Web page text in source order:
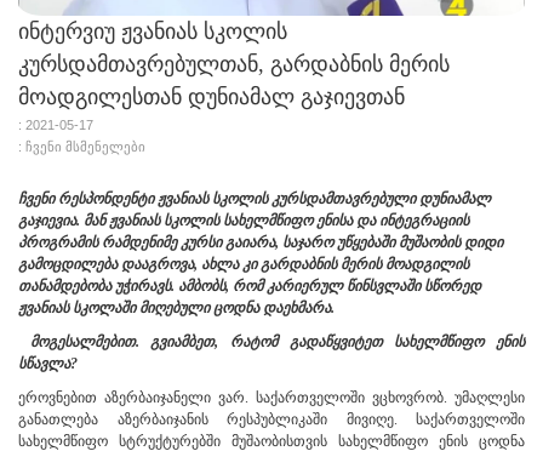
ინტერვიუ ჟვანიას სკოლის
კურსდამთავრებულთან, გარდაბნის მერის
მოადგილესთან დუნიამალ გაჯიევთან
: 2021-05-17
: ჩვენი მსმენელები
ჩვენი რესპონდენტი ჟვანიას სკოლის კურსდამთავრებული დუნიამალ
გაჯიევია. მან ჟვანიას სკოლის სახელმწიფო ენისა და ინტეგრაციის
პროგრამის რამდენიმე კურსი გაიარა, საჯარო უწყებაში მუშაობის დიდი
გამოცდილება დააგროვა, ახლა კი გარდაბნის მერის მოადგილის
თანამდებობა უჭირავს. ამბობს, რომ კარიერულ წინსვლაში სწორედ
ჟვანიას სკოლაში მიღებული ცოდნა დაეხმარა.
მოგესალმებით.გვიამბეთ, რატომ გადაწყვიტეთ სახელმწიფო
ენის
სწავლა?
ეროვნებით აზერბაიჯანელი ვარ. საქართველოში ვცხოვრობ. უმაღლესი
განათლება აზერბაიჯანის რესპუბლიკაში მივიღე. საქართველოში
სახელმწიფო სტრუქტურებში მუშაობისთვის სახელმწიფო ენის ცოდნა